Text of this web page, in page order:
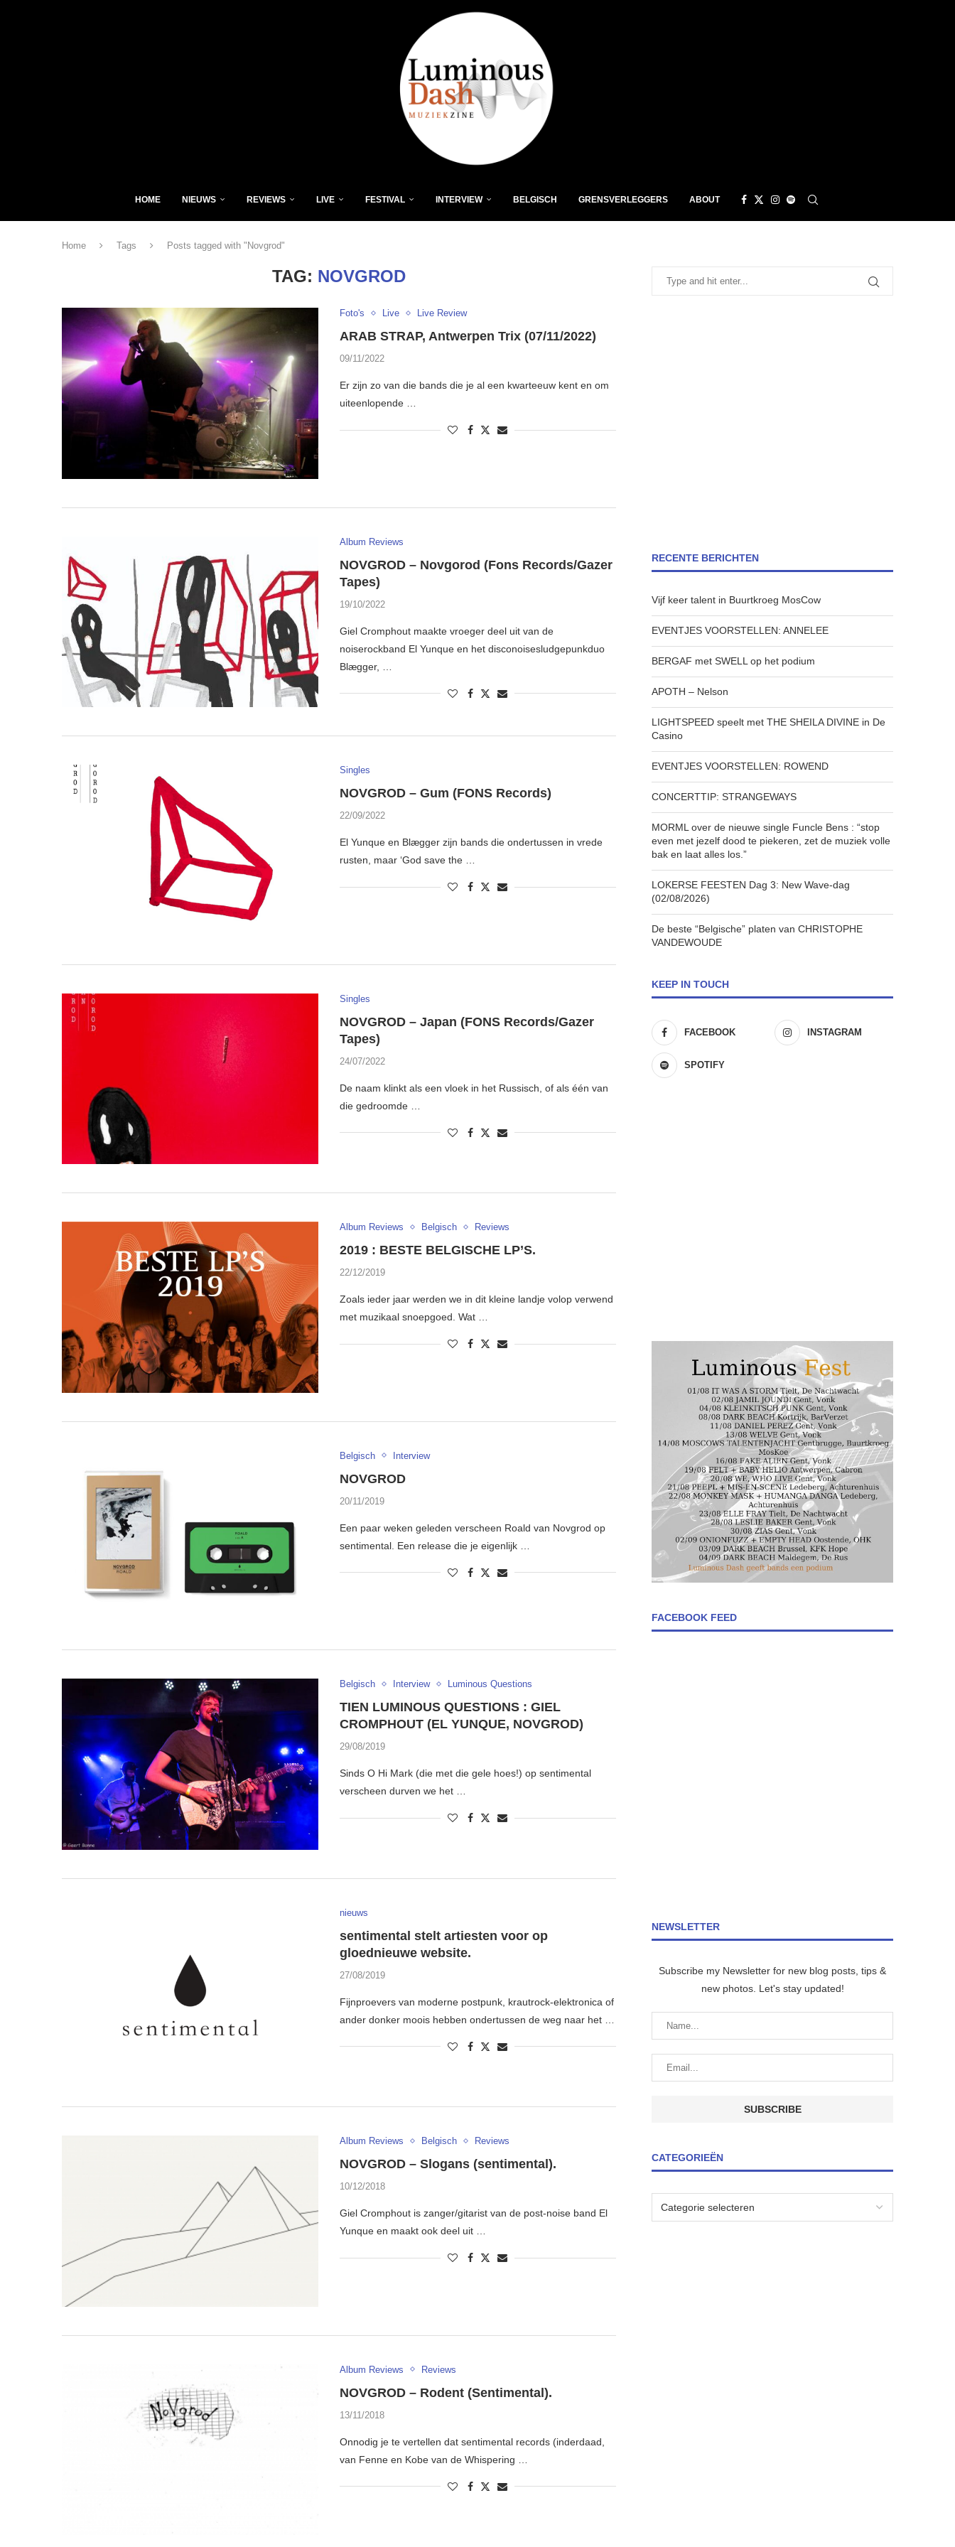
HOME NIEUWS REVIEWS LIVE FESTIVAL INTERVIEW BELGISCH GRENSVERLEGGERS ABOUT
Home Tags Posts tagged with "Novgrod"
TAG: NOVGROD
Foto's Live Live Review
ARAB STRAP, Antwerpen Trix (07/11/2022)
09/11/2022
Er zijn zo van die bands die je al een kwarteeuw kent en om
uiteenlopende …
Album Reviews
NOVGROD – Novgorod (Fons Records/Gazer
Tapes)
19/10/2022
Giel Cromphout maakte vroeger deel uit van de
noiserockband El Yunque en het disconoisesludgepunkduo
Blægger, …
Singles
NOVGROD – Gum (FONS Records)
22/09/2022
El Yunque en Blægger zijn bands die ondertussen in vrede
rusten, maar ‘God save the …
Singles
NOVGROD – Japan (FONS Records/Gazer
Tapes)
24/07/2022
De naam klinkt als een vloek in het Russisch, of als één van
die gedroomde …
Album Reviews Belgisch Reviews
2019 : BESTE BELGISCHE LP’S.
22/12/2019
Zoals ieder jaar werden we in dit kleine landje volop verwend
met muzikaal snoepgoed. Wat …
Belgisch Interview
NOVGROD
20/11/2019
Een paar weken geleden verscheen Roald van Novgrod op
sentimental. Een release die je eigenlijk …
Belgisch Interview Luminous Questions
TIEN LUMINOUS QUESTIONS : GIEL
CROMPHOUT (EL YUNQUE, NOVGROD)
29/08/2019
Sinds O Hi Mark (die met die gele hoes!) op sentimental
verscheen durven we het …
nieuws
sentimental stelt artiesten voor op
gloednieuwe website.
27/08/2019
Fijnproevers van moderne postpunk, krautrock-elektronica of
ander donker moois hebben ondertussen de weg naar het …
Album Reviews Belgisch Reviews
NOVGROD – Slogans (sentimental).
10/12/2018
Giel Cromphout is zanger/gitarist van de post-noise band El
Yunque en maakt ook deel uit …
Album Reviews Reviews
NOVGROD – Rodent (Sentimental).
13/11/2018
Onnodig je te vertellen dat sentimental records (inderdaad,
van Fenne en Kobe van de Whispering …
RECENTE BERICHTEN
Vijf keer talent in Buurtkroeg MosCow
EVENTJES VOORSTELLEN: ANNELEE
BERGAF met SWELL op het podium
APOTH – Nelson
LIGHTSPEED speelt met THE SHEILA DIVINE in De
Casino
EVENTJES VOORSTELLEN: ROWEND
CONCERTTIP: STRANGEWAYS
MORML over de nieuwe single Funcle Bens : “stop
even met jezelf dood te piekeren, zet de muziek volle
bak en laat alles los.”
LOKERSE FEESTEN Dag 3: New Wave-dag
(02/08/2026)
De beste “Belgische” platen van CHRISTOPHE
VANDEWOUDE
KEEP IN TOUCH
FACEBOOK INSTAGRAM
SPOTIFY
FACEBOOK FEED
NEWSLETTER
Subscribe my Newsletter for new blog posts, tips &
new photos. Let's stay updated!
CATEGORIEËN